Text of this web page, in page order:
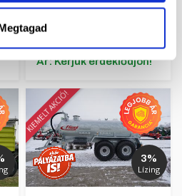
űrtartalom: kb. 16 m3;
Ár: Kérjük érdeklődjön!
KIEMELT AKCIÓ!
3%
Lízing